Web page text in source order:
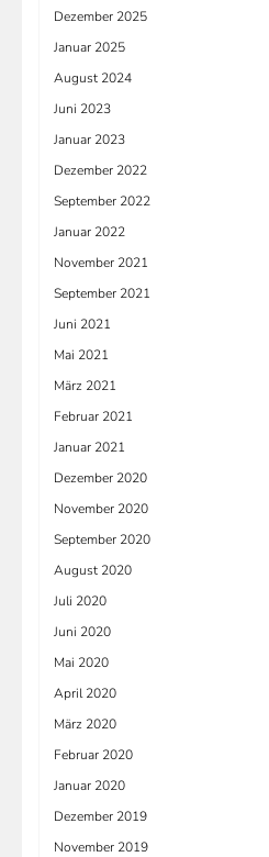
Dezember 2025
Januar 2025
August 2024
Juni 2023
Januar 2023
Dezember 2022
September 2022
Januar 2022
November 2021
September 2021
Juni 2021
Mai 2021
März 2021
Februar 2021
Januar 2021
Dezember 2020
November 2020
September 2020
August 2020
Juli 2020
Juni 2020
Mai 2020
April 2020
März 2020
Februar 2020
Januar 2020
Dezember 2019
November 2019